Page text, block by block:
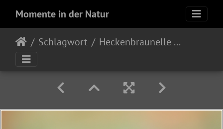
Momente in der Natur
Schlagwort Heckenbraunelle (Purnella modularis)